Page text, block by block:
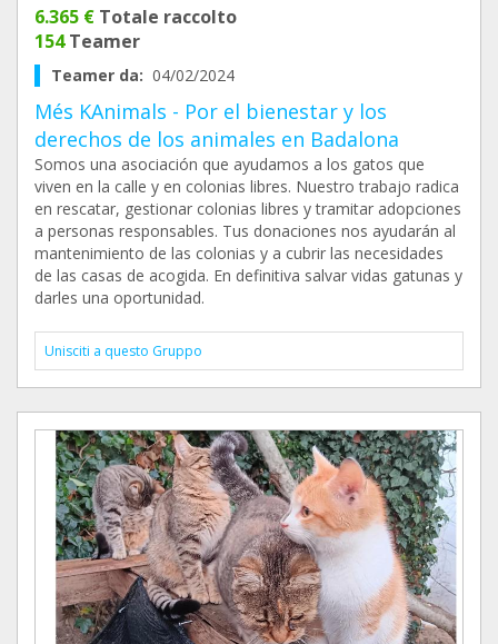
6.365 € Totale raccolto
154Teamer
Teamer da: 04/02/2024
Més KAnimals - Por el bienestar y los
derechos de los animales en Badalona
Somos una asociación que ayudamos a los gatos que
viven en la calle y en colonias libres. Nuestro trabajo radica
en rescatar, gestionar colonias libres y tramitar adopciones
a personas responsables. Tus donaciones nos ayudarán al
mantenimiento de las colonias y a cubrir las necesidades
de las casas de acogida. En definitiva salvar vidas gatunas y
darles una oportunidad.
Unisciti a questo Gruppo